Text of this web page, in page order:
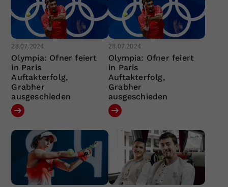
28.07.2024
Olympia: Ofner feiert
in Paris
Auftakterfolg,
Grabher
ausgeschieden
28.07.2024
Olympia: Ofner feiert
in Paris
Auftakterfolg,
Grabher
ausgeschieden